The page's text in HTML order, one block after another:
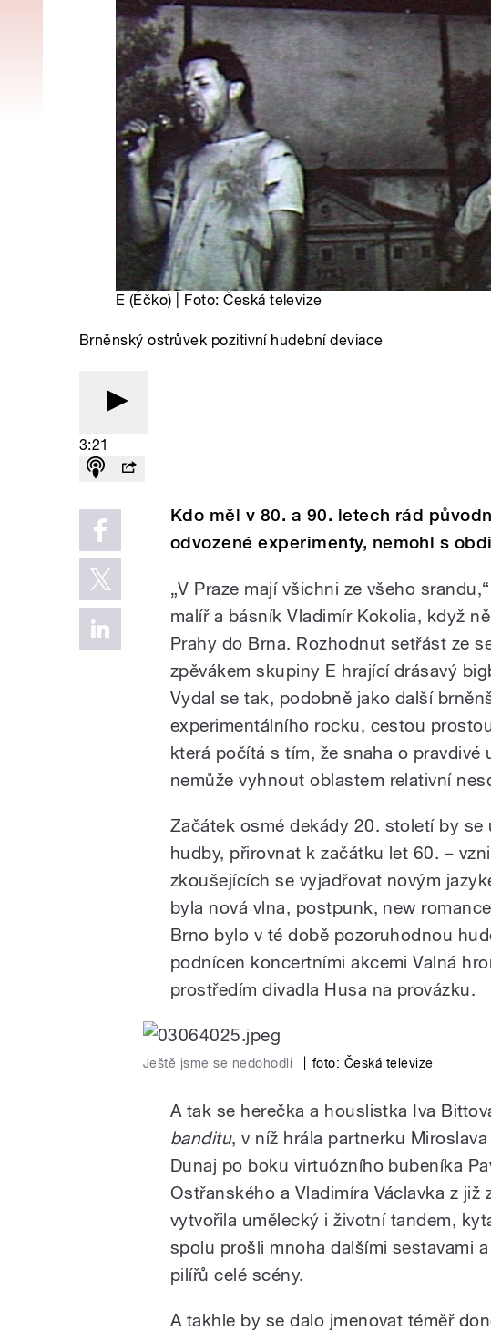
E (Éčko) | Foto: Česká televize
Brněnský ostrůvek pozitivní hudební deviace
3:21
Kdo měl v 80. a 90. letech rád
odvozené experimenty, nemohl s
„V Praze mají všichni ze všeho
malíř a básník Vladimír Kokolia, když
Prahy do Brna. Rozhodnut setřást ze
zpěvákem skupiny E hrající drásavý
Vydal se tak, podobně jako další
experimentálního rocku, cestou
která počítá s tím, že snaha o pravdivé
nemůže vyhnout oblastem relativní
Začátek osmé dekády 20. století by
hudby, přirovnat k začátku let 60. –
zkoušejících se vyjadřovat novým
byla nová vlna, postpunk, new
Brno bylo v té době pozoruhodnou
podnícen koncertními akcemi Valná
prostředím divadla Husa na provázku.
Ještě jsme se nedohodli foto: Česká televize
A tak se herečka a houslistka Iva
banditu, v níž hrála partnerku
Dunaj po boku virtuózního bubeníka
Ostřanského a Vladimíra Václavka z již
vytvořila umělecký i životní tandem,
spolu prošli mnoha dalšími sestavami
pilířů celé scény.
A takhle by se dalo jmenovat téměř